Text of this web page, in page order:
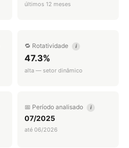
últimos 12 meses
🔁 Rotatividade i
47.3%
alta — setor dinâmico
📅 Período analisado i
07/2025
até 06/2026